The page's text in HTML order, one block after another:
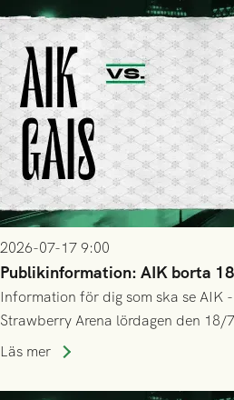
2026-07-17 9:00
Publikinformation: AIK borta
Information för dig som ska se AIK
Strawberry Arena lördagen den 18/
Läs mer